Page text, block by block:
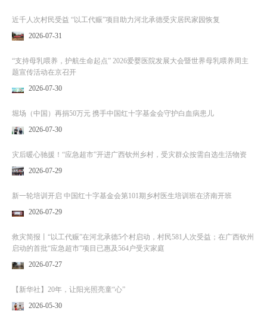
近千人次村民受益 “以工代赈”项目助力河北承德受灾居民家园恢复
2026-07-31
“支持母乳喂养，护航生命起点” 2026爱婴医院发展大会暨世界母乳喂养周主
题宣传活动在京召开
2026-07-30
堀场（中国）再捐50万元 携手中国红十字基金会守护白血病患儿
2026-07-30
灾后暖心驰援！“应急超市”开进广西钦州乡村，受灾群众按需自选生活物资
2026-07-29
新一轮培训开启 中国红十字基金会第101期乡村医生培训班在济南开班
2026-07-29
救灾简报丨“以工代赈”在河北承德5个村启动，村民581人次受益；在广西钦州
启动的首批“应急超市”项目已惠及564户受灾家庭
2026-07-27
【新华社】20年，让阳光照亮童“心”
2026-05-30